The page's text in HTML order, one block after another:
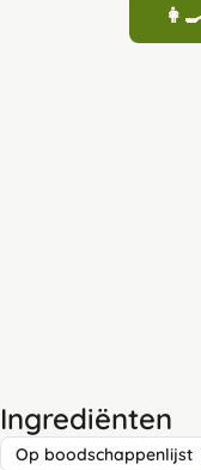
Ingrediënten
Op boodschappenlijst